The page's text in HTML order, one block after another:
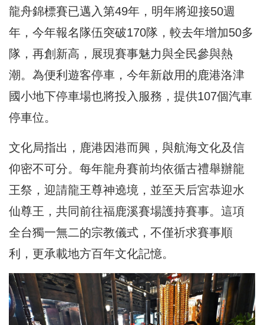
龍舟錦標賽已邁入第49年，明年將迎接50週
年，今年報名隊伍突破170隊，較去年增加50多
隊，再創新高，展現賽事魅力與全民參與熱
潮。為便利遊客停車，今年新啟用的鹿港洛津
國小地下停車場也將投入服務，提供107個汽車
停車位。
文化局指出，鹿港因港而興，與航海文化及信
仰密不可分。每年龍舟賽前均依循古禮舉辦龍
王祭，迎請龍王尊神遶境，並至天后宮恭迎水
仙尊王，共同前往福鹿溪賽場護持賽事。這項
全台獨一無二的宗教儀式，不僅祈求賽事順
利，更承載地方百年文化記憶。